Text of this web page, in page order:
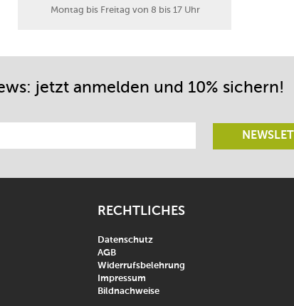
Montag bis Freitag von 8 bis 17 Uhr
jetzt anmelden und 10% sichern!
RECHTLICHES
Datenschutz
AGB
Widerrufsbelehrung
Impressum
Bildnachweise